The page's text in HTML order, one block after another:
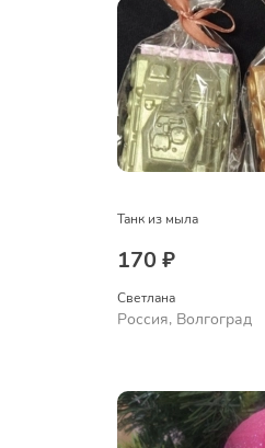
Танк из мыла
170 ₽
Светлана
Россия, Волгоград